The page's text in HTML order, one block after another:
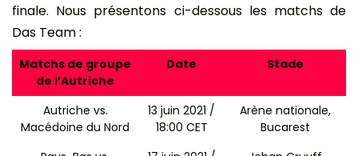
finale. Nous présentons ci-dessous les matchs de
Das Team :
Matchs de groupe
de l’Autriche
Date Stade
Autriche vs.
Macédoine du Nord
13 juin 2021 /
18:00 CET
Arène nationale,
Bucarest